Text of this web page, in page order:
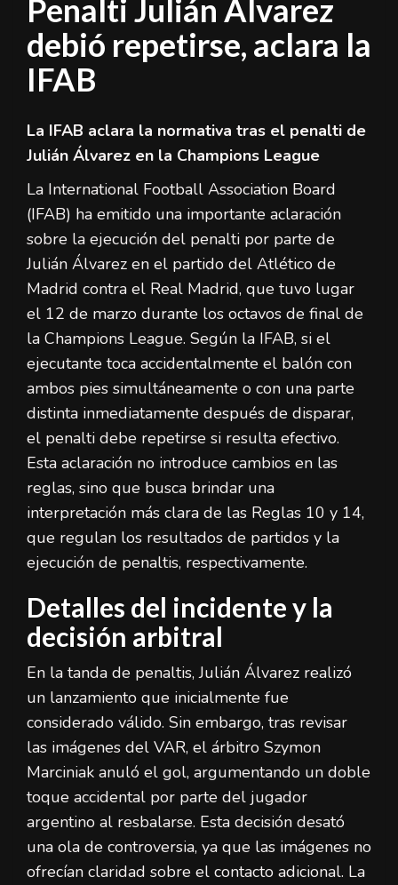
Penalti Julián Álvarez
debió repetirse, aclara la
IFAB
La IFAB aclara la normativa tras el penalti de
Julián Álvarez en la Champions League
La International Football Association Board
(IFAB) ha emitido una importante aclaración
sobre la ejecución del penalti por parte de
Julián Álvarez en el partido del Atlético de
Madrid contra el Real Madrid, que tuvo lugar
el 12 de marzo durante los octavos de final de
la Champions League. Según la IFAB, si el
ejecutante toca accidentalmente el balón con
ambos pies simultáneamente o con una parte
distinta inmediatamente después de disparar,
el penalti debe repetirse si resulta efectivo.
Esta aclaración no introduce cambios en las
reglas, sino que busca brindar una
interpretación más clara de las Reglas 10 y 14,
que regulan los resultados de partidos y la
ejecución de penaltis, respectivamente.
Detalles del incidente y la
decisión arbitral
En la tanda de penaltis, Julián Álvarez realizó
un lanzamiento que inicialmente fue
considerado válido. Sin embargo, tras revisar
las imágenes del VAR, el árbitro Szymon
Marciniak anuló el gol, argumentando un doble
toque accidental por parte del jugador
argentino al resbalarse. Esta decisión desató
una ola de controversia, ya que las imágenes no
ofrecían claridad sobre el contacto adicional. La